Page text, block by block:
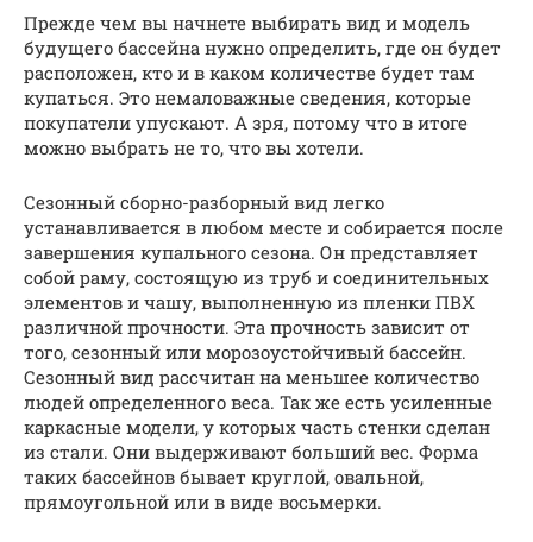
Прежде чем вы начнете выбирать вид и модель
будущего бассейна нужно определить, где он будет
расположен, кто и в каком количестве будет там
купаться. Это немаловажные сведения, которые
покупатели упускают. А зря, потому что в итоге
можно выбрать не то, что вы хотели.
Сезонный сборно-разборный вид легко
устанавливается в любом месте и собирается после
завершения купального сезона. Он представляет
собой раму, состоящую из труб и соединительных
элементов и чашу, выполненную из пленки ПВХ
различной прочности. Эта прочность зависит от
того, сезонный или морозоустойчивый бассейн.
Сезонный вид рассчитан на меньшее количество
людей определенного веса. Так же есть усиленные
каркасные модели, у которых часть стенки сделан
из стали. Они выдерживают больший вес. Форма
таких бассейнов бывает круглой, овальной,
прямоугольной или в виде восьмерки.